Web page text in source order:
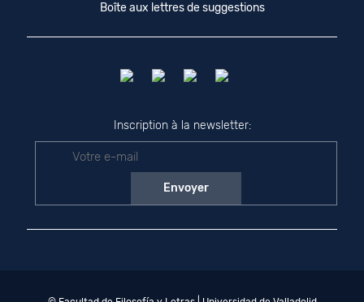
Boîte aux lettres de suggestions
Inscription à la newsletter: